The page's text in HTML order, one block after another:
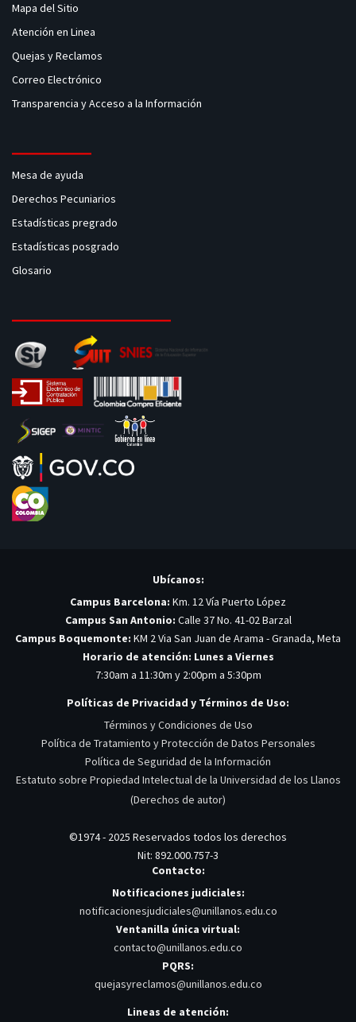
Mapa del Sitio
Atención en Linea
Quejas y Reclamos
Correo Electrónico
Transparencia y Acceso a la Información
Mesa de ayuda
Derechos Pecuniarios
Estadísticas pregrado
Estadísticas posgrado
Glosario
Ubícanos:
Campus Barcelona: Km. 12 Vía Puerto López
Campus San Antonio: Calle 37 No. 41-02 Barzal
Campus Boquemonte: KM 2 Via San Juan de Arama - Granada, Meta
Horario de atención: Lunes a Viernes
7:30am a 11:30m y 2:00pm a 5:30pm
Políticas de Privacidad y Términos de Uso:
Términos y Condiciones de Uso
Política de Tratamiento y Protección de Datos Personales
Política de Seguridad de la Información
Estatuto sobre Propiedad Intelectual de la Universidad de los Llanos
(Derechos de autor)
©1974 - 2025 Reservados todos los derechos
Nit: 892.000.757-3
Contacto:
Notificaciones judiciales:
notificacionesjudiciales@unillanos.edu.co
Ventanilla única virtual:
contacto@unillanos.edu.co
PQRS:
quejasyreclamos@unillanos.edu.co
Lineas de atención: